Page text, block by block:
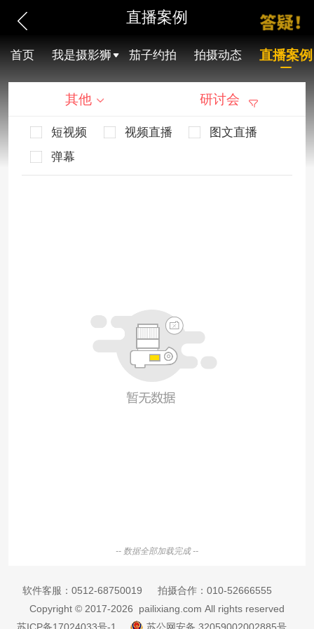
直播案例
首页 我是摄影狮 茄子约拍 拍摄动态 直播案例
其他 研讨会
短视频 视频直播
图文直播
弹幕
-- 数据全部加载完成 --
软件客服： 0512-68750019 拍摄合作： 010-52666555
Copyright © 2017-2026 pailixiang.com All rights reserved
苏ICP备17024033号-1
苏公网安备 32059002002885号